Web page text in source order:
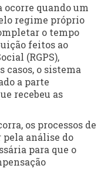
quando um
regime próprio
o tempo
feitos ao
(RGPS),
casos, o sistema
a parte
recebeu as
os processos de
pela análise do
para que o